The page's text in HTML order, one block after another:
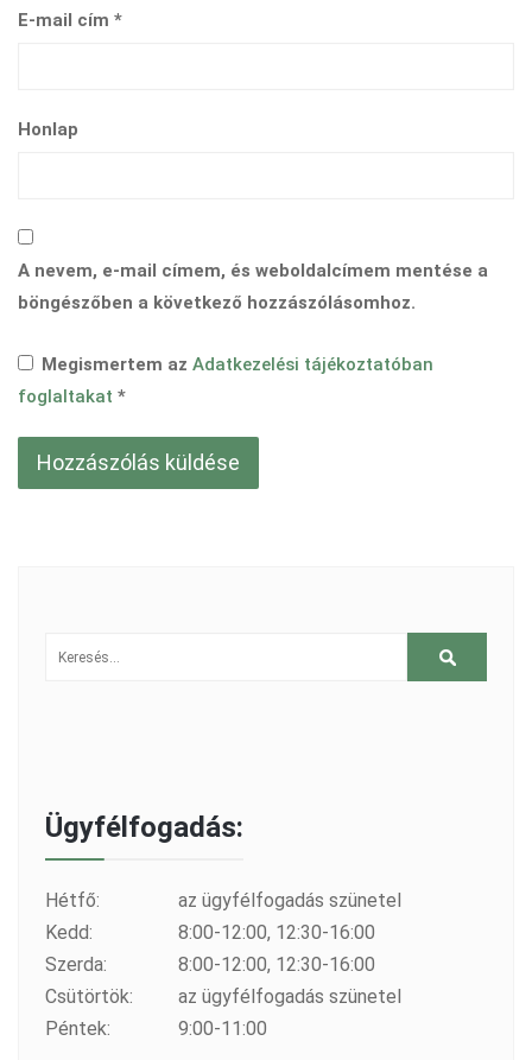
E-mail cím *
Honlap
A nevem, e-mail címem, és weboldalcímem mentése a
böngészőben a következő hozzászólásomhoz.
Megismertem az Adatkezelési tájékoztatóban
foglaltakat *
Ügyfélfogadás:
Hétfő:
az ügyfélfogadás szünetel
Kedd:
8:00-12:00, 12:30-16:00
Szerda:
8:00-12:00, 12:30-16:00
Csütörtök:
az ügyfélfogadás szünetel
Péntek:
9:00-11:00